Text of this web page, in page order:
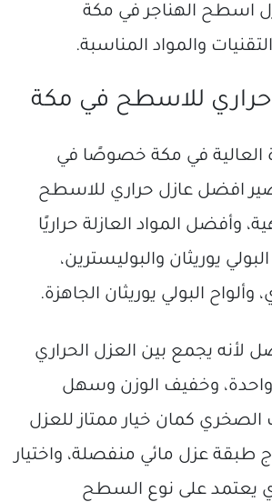
اسطح الهناجر في مكة
والمواد المناسبة.
للاسطح في مكة
العالية في مكة خصوصًا في
افضل عازل حراري للاسطح
وأفضل المواد العازلة حراريًا
يوريثان والبوليسترين،
البولي يوريثان الجاهزة.
لأنه يجمع بين العزل الحراري
واحدة، وخفيف الوزن وسهل
الصخري كمان خيار ممتاز للعزل
طبقة عزل مائي منفصلة، واختيار
يعتمد على نوع السطح